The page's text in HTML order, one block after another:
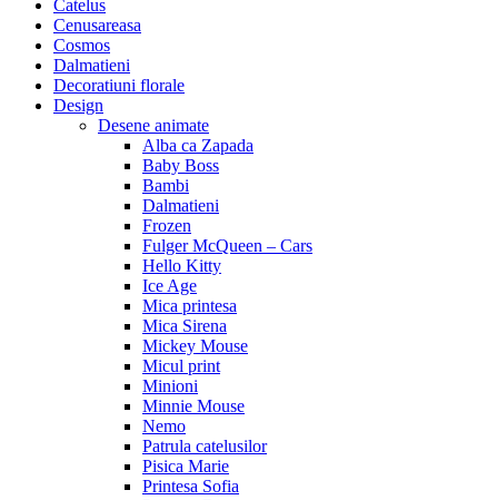
Catelus
Cenusareasa
Cosmos
Dalmatieni
Decoratiuni florale
Design
Desene animate
Alba ca Zapada
Baby Boss
Bambi
Dalmatieni
Frozen
Fulger McQueen – Cars
Hello Kitty
Ice Age
Mica printesa
Mica Sirena
Mickey Mouse
Micul print
Minioni
Minnie Mouse
Nemo
Patrula catelusilor
Pisica Marie
Printesa Sofia